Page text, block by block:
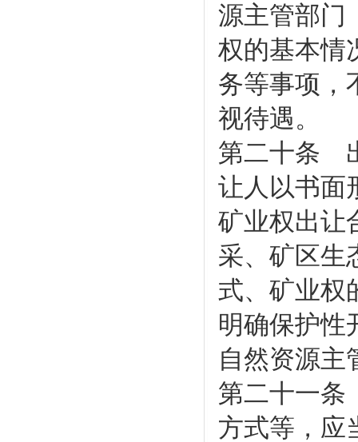
源主管部门
权的基本情
务等事项，
视待遇。
第二十条
让人以书面
矿业权出让
采、矿区生
式、矿业权
明确保护性
自然资源主
第二十一
方式等，应